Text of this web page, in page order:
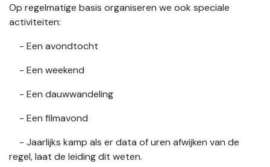
Op regelmatige basis organiseren we ook speciale
activiteiten:
​- Een avondtocht
​- Een weekend
​- Een dauwwandeling
​- Een filmavond
​- Jaarlijks kamp als er data of uren afwijken van de
regel, laat de leiding dit weten.